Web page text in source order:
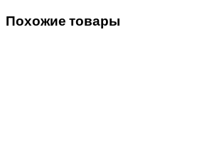
Похожие товары